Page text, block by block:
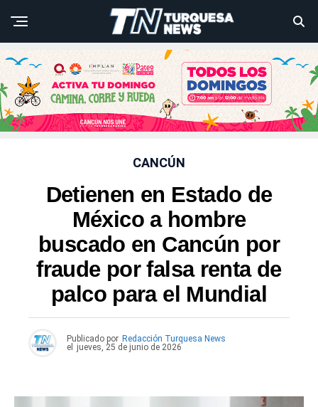
CANCÚN
Detienen en Estado de
México a hombre
buscado en Cancún por
fraude por falsa renta de
palco para el Mundial
Publicado por Redacción Turquesa News
el
jueves, 25 de junio de 2026